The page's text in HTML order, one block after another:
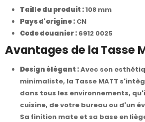
Taille du produit :108 mm
Pays d'origine : CN
Code douanier : 6912 0025
Avantages de la Tasse
Design élégant :Avec son
minimaliste, la Tasse MATT
dans tous les environnements,
cuisine, de votre bureau ou d'un
Sa finition mate et sa base en